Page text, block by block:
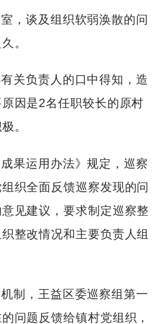
，谈及组织软弱涣散的问
。
关负责人的口中得知，造
因是2名任职较长的原村
。
成果运用办法》规定，巡察
织全面反馈巡察发现的问
见建议，要求制定巡察整
整改情况和主要负责人组
制，王益区委巡察组第一
问题反馈给镇村党组织，